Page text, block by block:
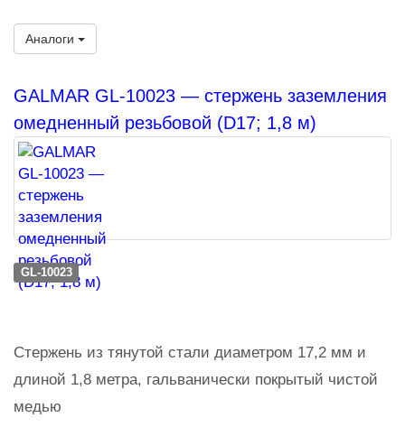
Аналоги
GALMAR GL-10023 — стержень заземления
омедненный резьбовой (D17; 1,8 м)
GL-10023
Стержень из тянутой стали диаметром 17,2 мм и
длиной 1,8 метра, гальванически покрытый чистой
медью